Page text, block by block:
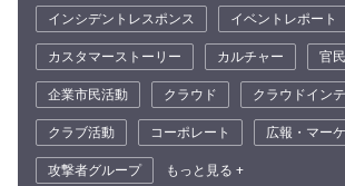
インシデントレスポンス
イベントレポート
カスタマーストーリー
カルチャー
官
企業市民活動
クラウド
クラウドイン
クラブ活動
コーポレート
広報・マー
攻撃者グループ
もっと見る +